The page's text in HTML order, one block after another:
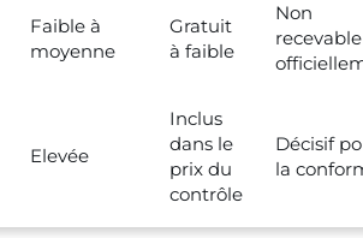
Faible à
moyenne
Gratuit
à faible
Non
recevable
Elevée
Inclus
dans le
prix du
contrôle
Décisif
la